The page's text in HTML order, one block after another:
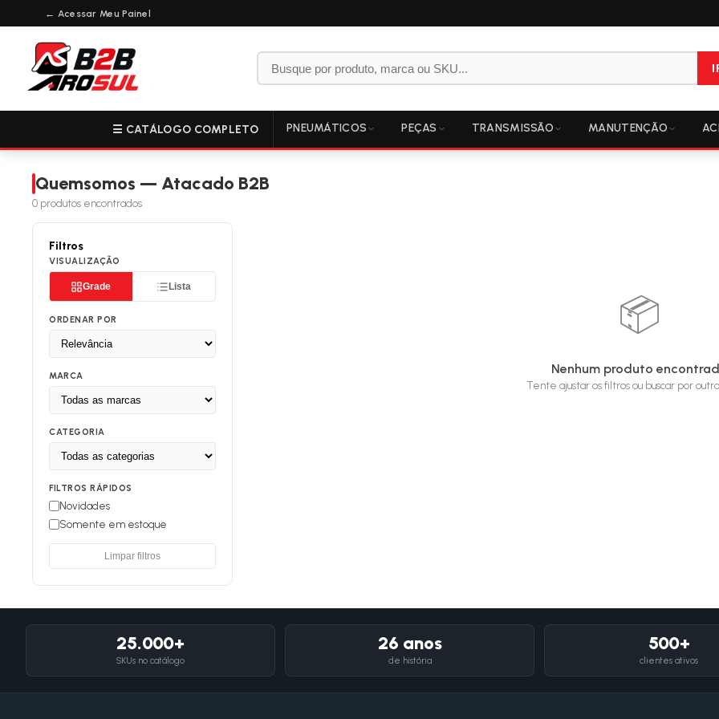
← Acessar Meu Painel
☰ CATÁLOGO COMPLETO PNEUMÁTICOS PEÇAS TRANSMISSÃO MANUTENÇÃO
Quemsomos — Atacado B2B
0 produtos encontrados
Filtros
VISUALIZAÇÃO
Grade Lista
ORDENAR POR
MARCA
CATEGORIA
FILTROS RÁPIDOS
Novidades
Somente em estoque
Limpar filtros
📦
Nenhum produto
Tente ajustar os filtros ou buscar por
25.000+
SKUs no catálogo
26 anos
de história
500+
clientes ativos